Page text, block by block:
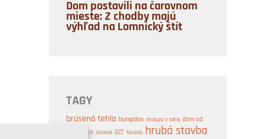
Dom postavili na čarovnom
mieste: Z chodby majú
výhľad na Lomnický štít
TAGY
brúsená tehla bungalov chalupa z tehly dom od
architekta dotácie DZT fasáda hrubá stavba